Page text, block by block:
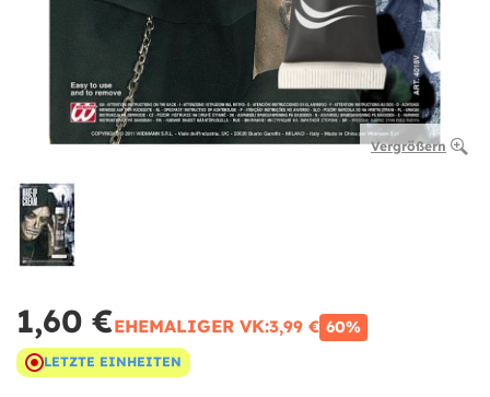
Vergrößern
1,60 €EHEMALIGER VK:3,99 € 60%
LETZTE EINHEITEN